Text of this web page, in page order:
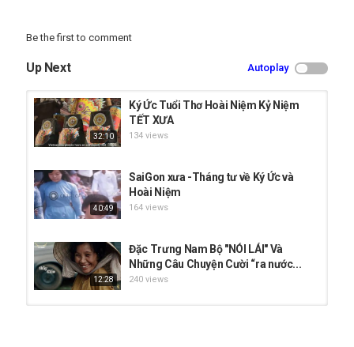
-----------------------------------------------------------------------------------------
#kyucmiennam #hoainiem
Category
Ký Ức Ngày Xưa
Tags
SÀI GÒN XƯA ,nước mắm tĩn
Be the first to comment
Up Next Autoplay
32:10
Ký Ức Tuổi Thơ Hoài Niệm Kỷ Niệm
TẾT XƯA
134 views
40:49
SaiGon xưa -Tháng tư về Ký Ức và
Hoài Niệm
164 views
12:28
Đặc Trưng Nam Bộ "NÓI LÁI" Và
Những Câu Chuyện Cười “ra nước...
240 views